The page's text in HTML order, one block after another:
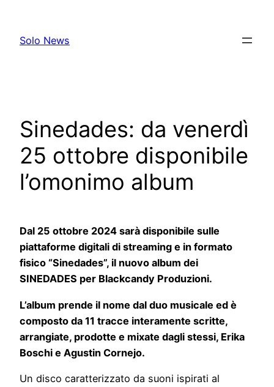
content
Solo News
Sinedades: da venerdì
25 ottobre disponibile
l’omonimo album
Dal 25 ottobre 2024 sarà disponibile sulle
piattaforme digitali di streaming e in formato
fisico “Sinedades”, il nuovo album dei
SINEDADES per Blackcandy Produzioni.
L’album prende il nome dal duo musicale ed è
composto da 11 tracce interamente scritte,
arrangiate, prodotte e mixate dagli stessi, Erika
Boschi e Agustin Cornejo.
Un disco caratterizzato da suoni ispirati al